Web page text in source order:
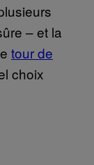
– et la
tour de
choix